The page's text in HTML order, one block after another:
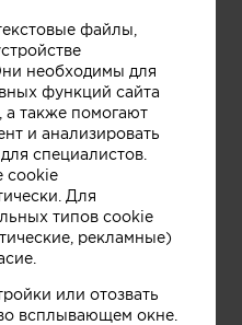
файлы,
необходимы для
функций сайта
а также помогают
и анализировать
специалистов.
cookie
Для
типов cookie
рекламные)
или отозвать
всплывающем окне.